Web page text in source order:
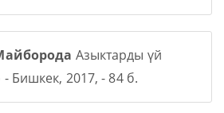
Азыктарды үй
Бишкек, 2017, - 84 б.